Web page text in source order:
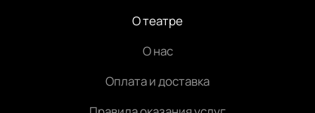
О театре
О нас
Оплата и доставка